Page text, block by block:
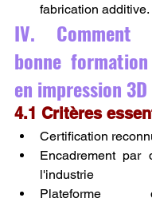
fabrication additive.
IV.
bonne
en impression 3D
4.1 Critères
Certification
Encadrement par
l'industrie
Plateforme